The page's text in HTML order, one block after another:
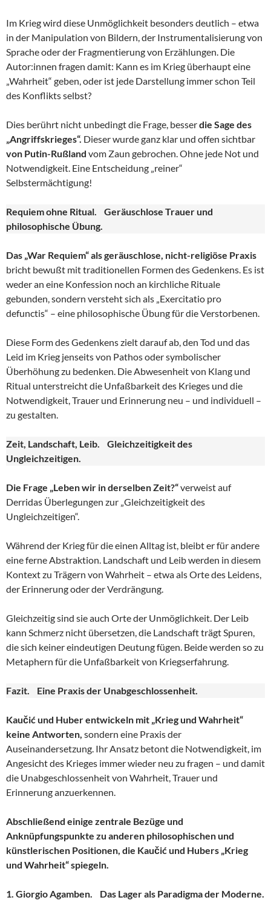
Im Krieg wird diese Unmöglichkeit besonders deutlich – etwa
in der Manipulation von Bildern, der Instrumentalisierung von
Sprache oder der Fragmentierung von Erzählungen. Die
Autor:innen fragen damit: Kann es im Krieg überhaupt eine
„Wahrheit“ geben, oder ist jede Darstellung immer schon Teil
des Konflikts selbst?
Dies berührt nicht unbedingt die Frage, besserdie Sage des
„Angriffskrieges“. Dieser wurde ganz klar und offen sichtbar
von Putin-Rußland vom Zaun gebrochen. Ohne jede Not und
Notwendigkeit. Eine Entscheidung „reiner“
Selbstermächtigung!
Requiem ohne Ritual. Geräuschlose Trauer und
philosophische Übung.
Das „War Requiem“ als geräuschlose, nicht-religiöse Praxis
bricht bewußt mit traditionellen Formen des Gedenkens. Es ist
weder an eine Konfession noch an kirchliche Rituale
gebunden, sondern versteht sich als „Exercitatio pro
defunctis“ – eine philosophische Übung für die Verstorbenen.
Diese Form des Gedenkens zielt darauf ab, den Tod und das
Leid im Krieg jenseits von Pathos oder symbolischer
Überhöhung zu bedenken. Die Abwesenheit von Klang und
Ritual unterstreicht die Unfaßbarkeit des Krieges und die
Notwendigkeit, Trauer und Erinnerung neu – und individuell –
zu gestalten.
Zeit, Landschaft, Leib. Gleichzeitigkeit des
Ungleichzeitigen.
Die Frage „Leben wir in derselben Zeit?“verweist auf
Derridas Überlegungen zur „Gleichzeitigkeit des
Ungleichzeitigen“.
Während der Krieg für die einen Alltag ist, bleibt er für andere
eine ferne Abstraktion. Landschaft und Leib werden in diesem
Kontext zu Trägern von Wahrheit – etwa als Orte des Leidens,
der Erinnerung oder der Verdrängung.
Gleichzeitig sind sie auch Orte der Unmöglichkeit. Der Leib
kann Schmerz nicht übersetzen, die Landschaft trägt Spuren,
die sich keiner eindeutigen Deutung fügen. Beide werden so zu
Metaphern für die Unfaßbarkeit von Kriegserfahrung.
Fazit. Eine Praxis der Unabgeschlossenheit.
Kaučić und Huber entwickeln mit „Krieg und Wahrheit“
keine Antworten, sondern eine Praxis der
Auseinandersetzung. Ihr Ansatz betont die Notwendigkeit, im
Angesicht des Krieges immer wieder neu zu fragen – und damit
die Unabgeschlossenheit von Wahrheit, Trauer und
Erinnerung anzuerkennen.
Abschließend einige zentrale Bezüge und
Anknüpfungspunkte zu anderen philosophischen und
künstlerischen Positionen, die Kaučić und Hubers „Krieg
und Wahrheit“ spiegeln.
1. Giorgio Agamben. Das Lager als Paradigma der Moderne.